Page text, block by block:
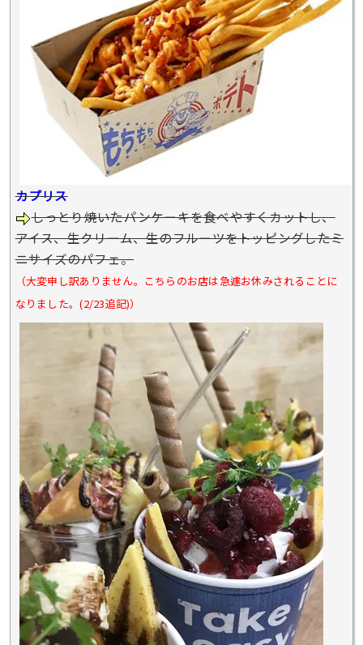
カプリス
しっとり焼いたパンケーキを食べやすくカットし、
アイス、生クリーム、生のフルーツをトッピングしたミ
ニサイズのパフェ。
（大変申し訳ありません。こちらのお店は急遽お休みされることに
なりました。(2/23追記)）